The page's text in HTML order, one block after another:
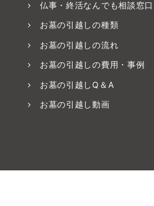
仏事・終活なんでも相談窓口
お墓の引越しの種類
お墓の引越しの流れ
お墓の引越しの費用・事例
お墓の引越しQ＆A
お墓の引越し動画